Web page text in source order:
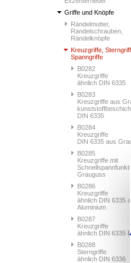
Griffe und Knöpfe
Rändelmutter,
Rändelschrauben,
Rändelknöpfe
Kreuzgriffe,
Spanngriffe
B0282
Kreuzgriffe
ähnlich DIN 6335
B0283
Kreuzgriffe aus
DIN 6335
B0284
Kreuzgriffe
DIN 6335 aus
B0285
Kreuzgriffe mit
Grauguss
B0286
Kreuzgriffe
ähnlich DIN 6335
Aluminium
B0287
Kreuzgriffe
ähnlich DIN 6335
B0288
Sterngriffe
ähnlich DIN 6336